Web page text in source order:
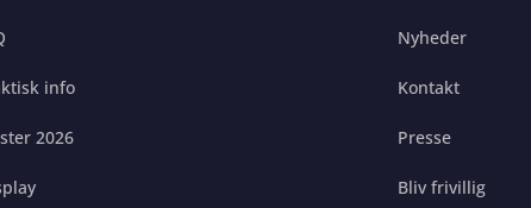
info
2026
Nyheder
Kontakt
Presse
Bliv frivillig